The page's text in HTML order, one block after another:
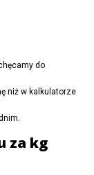
do
niż w kalkulatorze
za kg